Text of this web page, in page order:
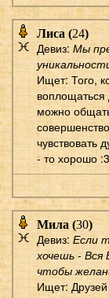
Лиса (24)
Девиз: Мы
Ищет: Того,
воплощаться
можно
чувствовать
- то хорошо
Мила (30)
Девиз: Если
хочешь - Вся
чтобы
Ищет: